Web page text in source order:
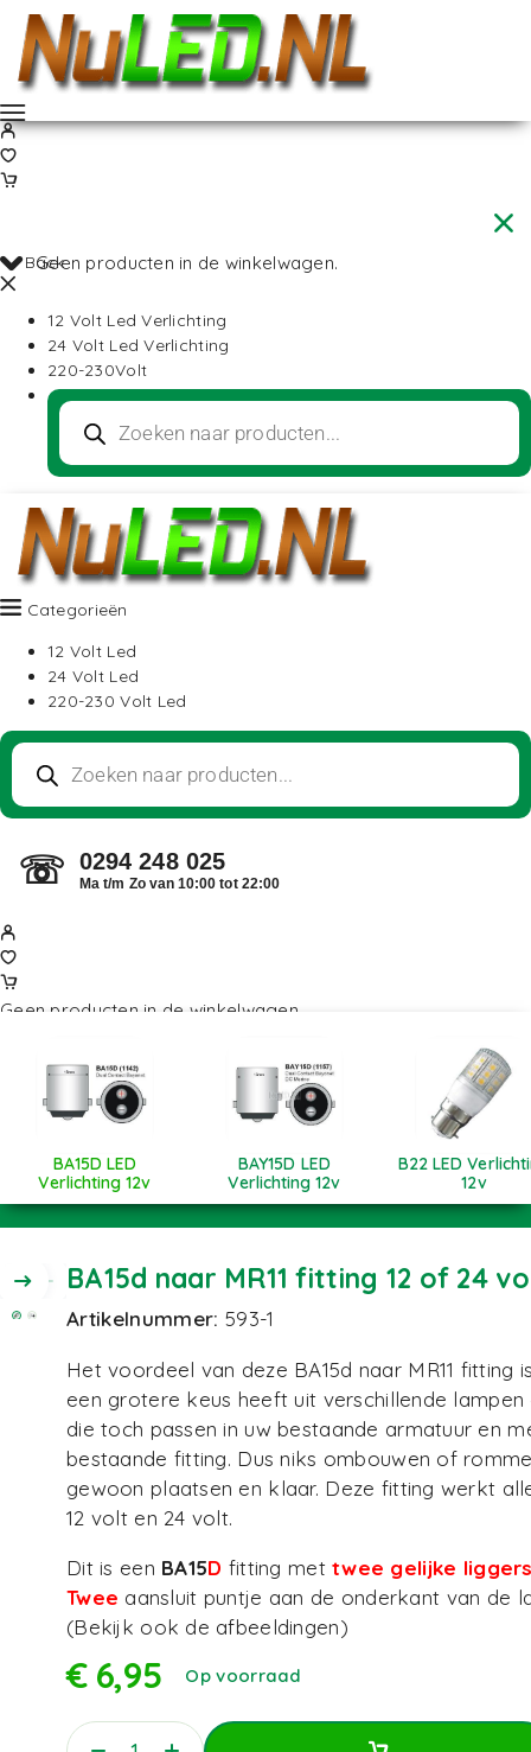
Geen producten in de winkelwagen.
Back
12 Volt Led Verlichting
24 Volt Led Verlichting
220-230Volt
Categorieën
12 Volt Led
24 Volt Led
220-230 Volt Led
☏ 0294 248 025
Ma t/m Zo van 10:00 tot 22:00
Geen producten in de winkelwagen.
BA15D LED
Verlichting 12v
BAY15D LED
Verlichting 12v
B22 LED
12v
BA15d naar MR11 fitting 12 of 24
Artikelnummer:593-1
Het voordeel van deze BA15d naar MR11 fitting
een grotere keus heeft uit verschillende
die toch passen in uw bestaande armatuur en
bestaande fitting. Dus niks ombouwen of
gewoon plaatsen en klaar. Deze fitting werkt
12 volt en 24 volt.
Dit is een BA15D fitting mettwee gelijke
Twee aansluit puntje aan de onderkant van de
(Bekijk ook de afbeeldingen)
€6,95 Op voorraad